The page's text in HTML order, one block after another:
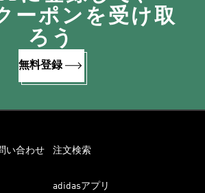
クーポンを受け取
ろう
無料登録
い合わせ 注文検索
adidasアプリ